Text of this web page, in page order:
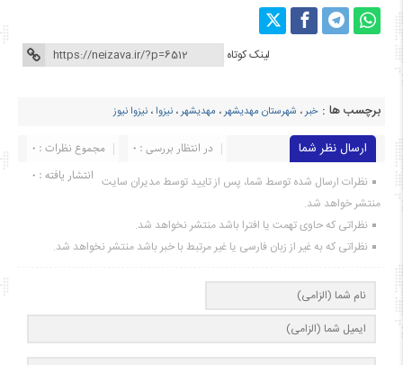
لینک کوتاه
برچسب ها : خبر، شهرستان مهدیشهر، مهدیشهر، نیزوا ، نیزوا نيوز
ارسال نظر شما مجموع نظرات : 0
در انتظار بررسی : 0
انتشار یافته : ۰ نظرات ارسال شده توسط شما، پس از تایید توسط مدیران سایت
منتشر خواهد شد.
نظراتی که حاوی تهمت یا افترا باشد منتشر نخواهد شد.
نظراتی که به غیر از زبان فارسی یا غیر مرتبط با خبر باشد منتشر نخواهد شد.